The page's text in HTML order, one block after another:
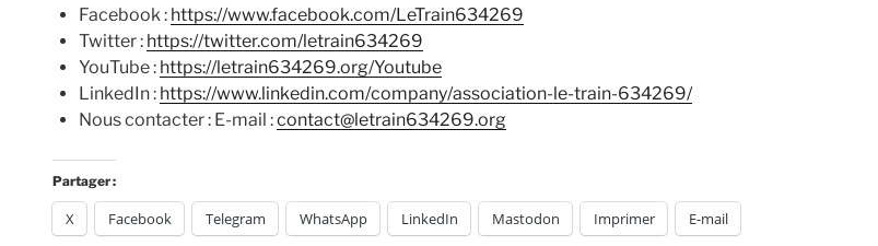
Facebook : https://www.facebook.com/LeTrain634269
Twitter : https://twitter.com/letrain634269
YouTube : https://letrain634269.org/Youtube
LinkedIn : https://www.linkedin.com/company/association-le-train-634269/
Nous contacter : E-mail :contact@letrain634269.org
Partager :
X Facebook Telegram WhatsApp LinkedIn Mastodon Imprimer E-mail